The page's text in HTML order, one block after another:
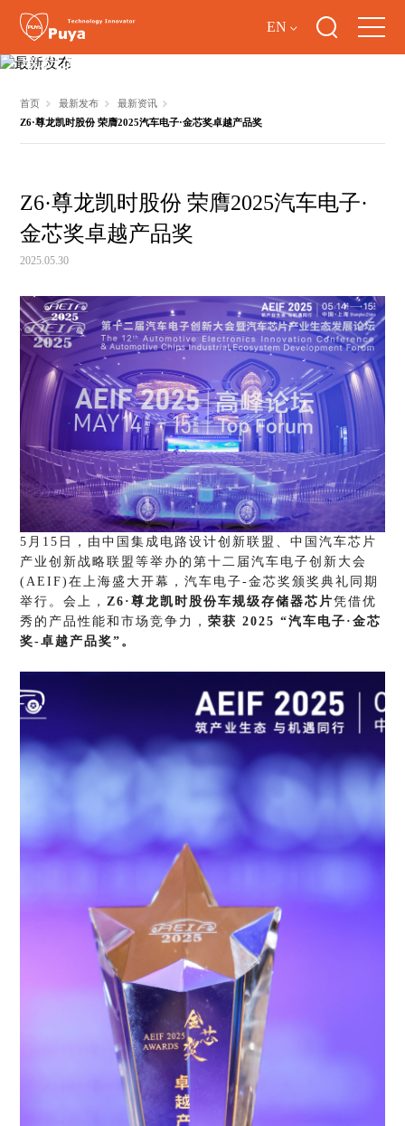
EN
最新发布
首页 最新发布
最新资讯
Z6·尊龙凯时股份 荣膺2025汽车电子·金芯奖卓越产品奖
Z6·尊龙凯时股份 荣膺2025汽车电子·
金芯奖卓越产品奖
2025.05.30
5月15日，由中国集成电路设计创新联盟、中国汽车芯片
产业创新战略联盟等举办的第十二届汽车电子创新大会
(AEIF)在上海盛大开幕，汽车电子-金芯奖颁奖典礼同期
举行。会上， Z6·尊龙凯时 股份车规级存储器芯片凭借优
秀的产品性能和市场竞争力，荣获 2025“汽车电子 ·金芯
奖-卓越产品奖” 。